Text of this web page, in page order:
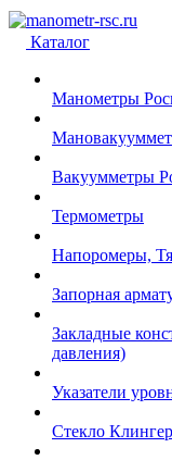
Каталог
Манометры
Вакуумметры
Термометры
Напоромеры,
Запорная
Закладные
давления)
Указатели
Стекло